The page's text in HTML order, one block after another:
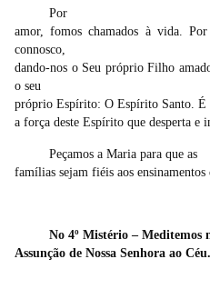
Por
amor, fomos chamados à vida.
connosco,
dando-nos o Seu próprio Filho
o seu
próprio Espírito: O Espírito Santo. É
a força deste Espírito que desperta e
Peçamos a Maria para que as
famílias sejam fiéis aos ensinamentos
No 4º Mistério – Meditemos
Assunção de Nossa Senhora ao Céu.